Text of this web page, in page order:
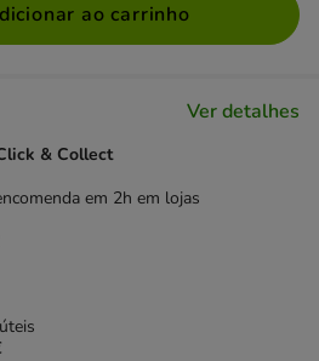
ao carrinho
Ver detalhes
& Collect
em 2h em lojas